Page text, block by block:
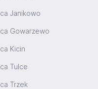
Janikowo
Gowarzewo
Kicin
Tulce
Trzek